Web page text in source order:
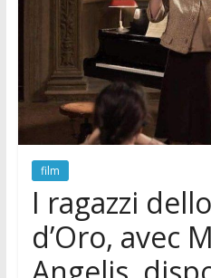
film
I ragazzi
d’Oro, avec